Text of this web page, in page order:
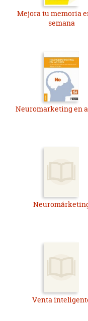
Mejora tu memoria
semana
Neuromarketing en
Venta